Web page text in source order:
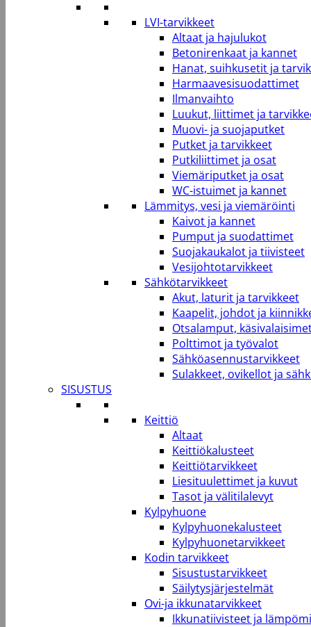
LVI-tarvikkeet
Altaat ja hajulukot
Betonirenkaat ja kannet
Hanat, suihkusetit ja
Harmaavesisuodattimet
Ilmanvaihto
Luukut, liittimet ja
Muovi- ja suojaputket
Putket ja tarvikkeet
Putkiliittimet ja osat
Viemäriputket ja osat
WC-istuimet ja kannet
Lämmitys, vesi ja viemäröinti
Kaivot ja kannet
Pumput ja suodattimet
Suojakaukalot ja tiivisteet
Vesijohtotarvikkeet
Sähkötarvikkeet
Akut, laturit ja tarvikkeet
Kaapelit, johdot ja
Otsalamput,
Polttimot ja työvalot
Sähköasennustarvikkeet
Sulakkeet, ovikellot ja
SISUSTUS
Keittiö
Altaat
Keittiökalusteet
Keittiötarvikkeet
Liesituulettimet ja kuvut
Tasot ja välitilalevyt
Kylpyhuone
Kylpyhuonekalusteet
Kylpyhuonetarvikkeet
Kodin tarvikkeet
Sisustustarvikkeet
Säilytysjärjestelmät
Ovi-ja ikkunatarvikkeet
Ikkunatiivisteet ja